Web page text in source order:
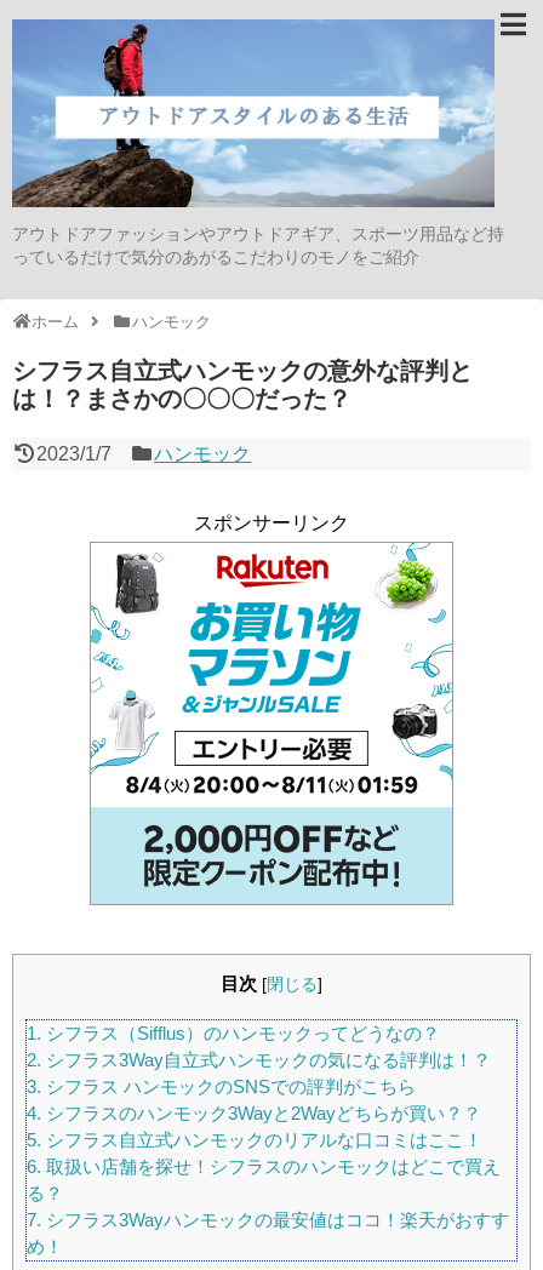
アウトドアファッションやアウトドアギア、スポーツ用品など持
っているだけで気分のあがるこだわりのモノをご紹介
ホーム ハンモック
シフラス自立式ハンモックの意外な評判と
は！？まさかの〇〇〇だった？
2023/1/7 ハンモック
スポンサーリンク
目次 [閉じる]
1. シフラス（Sifflus）のハンモックってどうなの？
2. シフラス3Way自立式ハンモックの気になる評判は！？
3. シフラス ハンモックのSNSでの評判がこちら
4. シフラスのハンモック3Wayと2Wayどちらが買い？？
5. シフラス自立式ハンモックのリアルな口コミはここ！
6. 取扱い店舗を探せ！シフラスのハンモックはどこで買え
る？
7. シフラス3Wayハンモックの最安値はココ！楽天がおすす
め！